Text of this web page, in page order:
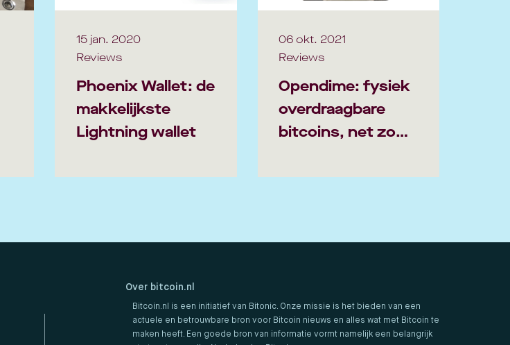
15 jan. 2020
Reviews
Phoenix Wallet: de
makkelijkste
Lightning wallet
06 okt. 2021
Reviews
Opendime: fysiek
overdraagbare
bitcoins, net zo
geld
Over bitcoin.nl
Bitcoin.nl is een initiatief van Bitonic. Onze missie is het bieden van een
actuele en betrouwbare bron voor Bitcoin nieuws en alles wat met Bitcoin te
maken heeft. Een goede bron van informatie vormt namelijk een belangrijk